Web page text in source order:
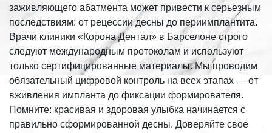
заживляющего абатмента может привести к серьезным
последствиям: от рецессии десны до периимплантита.
Врачи клиники «Корона Дентал» в Барселоне строго
следуют международным протоколам и используют
только сертифицированные материалы. Мы проводим
обязательный цифровой контроль на всех этапах — от
вживления импланта до фиксации формирователя.
Помните: красивая и здоровая улыбка начинается с
правильно сформированной десны. Доверяйте свое